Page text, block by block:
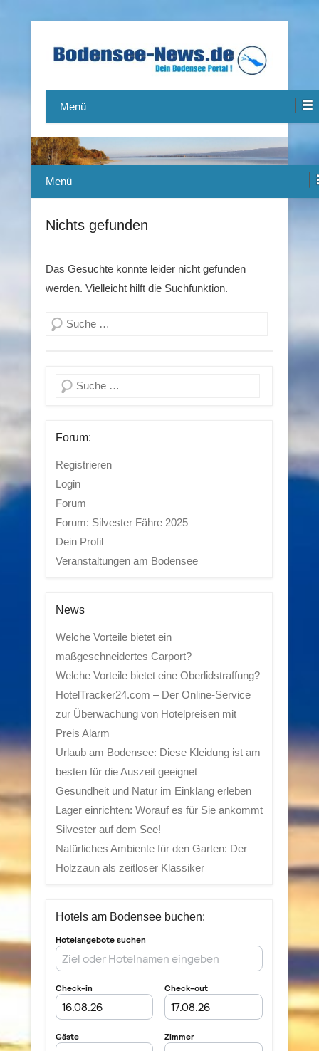
Bodensee-News.de
Menü
Menü
Nichts gefunden
Das Gesuchte konnte leider nicht gefunden
werden. Vielleicht hilft die Suchfunktion.
Suchen
Suchen
Forum:
Registrieren
Login
Forum
Forum: Silvester Fähre 2025
Dein Profil
Veranstaltungen am Bodensee
News
Welche Vorteile bietet ein
maßgeschneidertes Carport?
Welche Vorteile bietet eine Oberlidstraffung?
HotelTracker24.com – Der Online-Service
zur Überwachung von Hotelpreisen mit
Preis Alarm
Urlaub am Bodensee: Diese Kleidung ist am
besten für die Auszeit geeignet
Gesundheit und Natur im Einklang erleben
Lager einrichten: Worauf es für Sie ankommt
Silvester auf dem See!
Natürliches Ambiente für den Garten: Der
Holzzaun als zeitloser Klassiker
Hotels am Bodensee buchen: